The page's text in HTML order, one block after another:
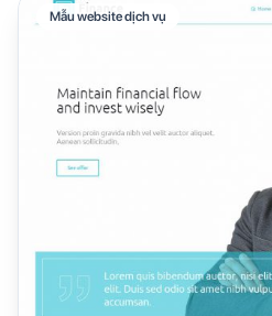
Mẫu website dịch vụ